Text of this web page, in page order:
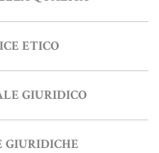
ETICO
GIURIDICO
GIURIDICHE